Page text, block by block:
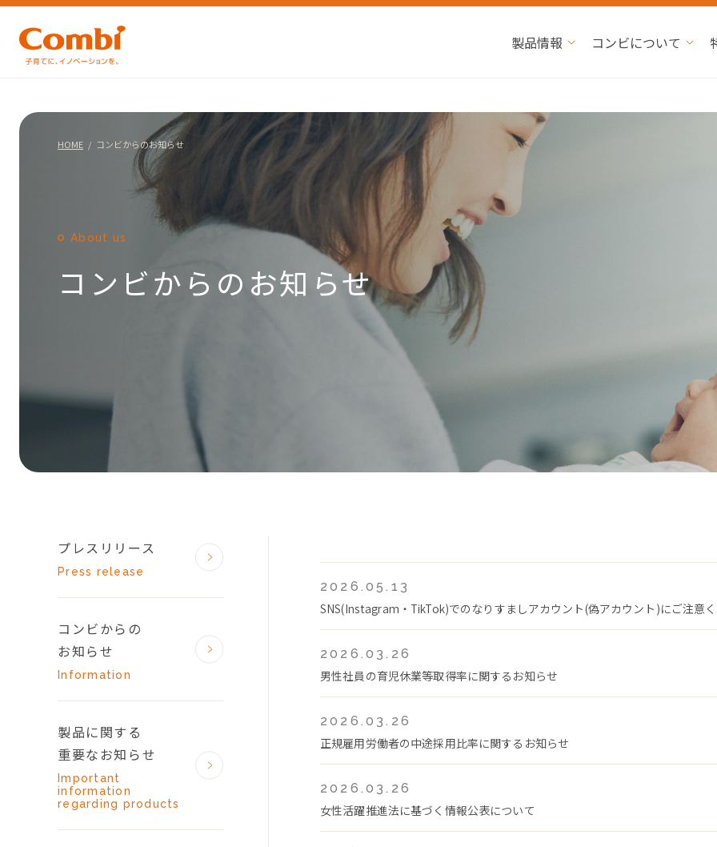
製品情報 コンビについて
HOME コンビからのお知らせ
About us
コンビからのお知らせ
2026.05.13
SNS(Instagram・TikTok)でのなりすましアカウント(偽アカウント)にご注意
2026.03.26
男性社員の育児休業等取得率に関するお知らせ
2026.03.26
正規雇用労働者の中途採用比率に関するお知らせ
2026.03.26
女性活躍推進法に基づく情報公表について
プレスリリース
Press release
コンビからの
お知らせ
Information
製品に関する
重要なお知らせ
Important
information
regarding products